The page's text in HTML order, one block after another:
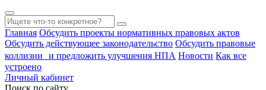
Главная Обсудить проекты нормативных правовых актов
Обсудить действующее законодательство Обсудить правовые
коллизии и предложить улучшения НПА Новости Как все
устроено
Личный кабинет
Поиск по сайту